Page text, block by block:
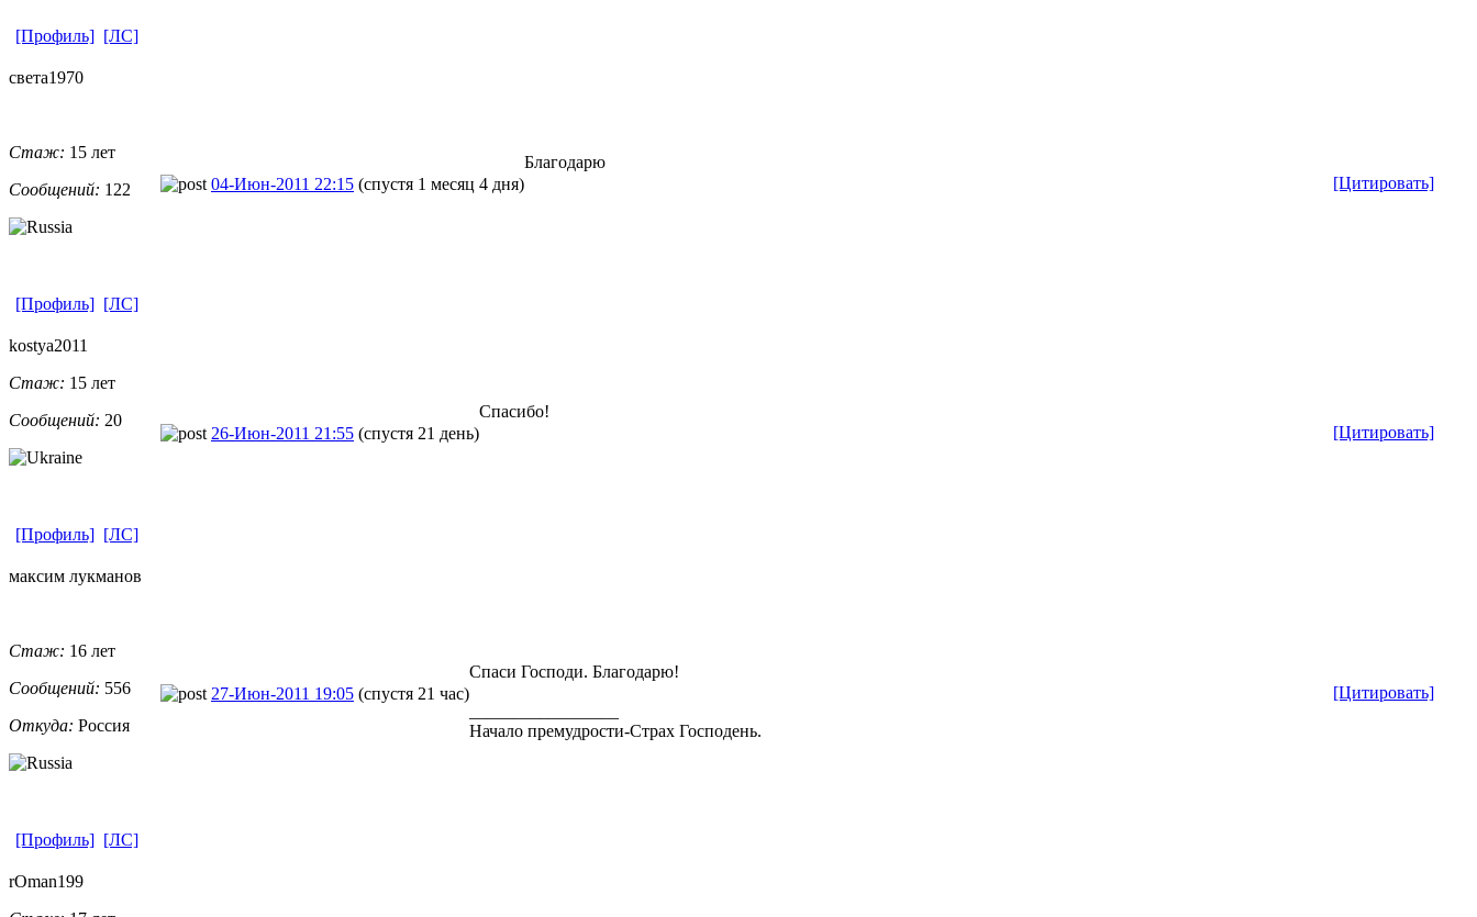
[Профиль] [ЛС]
света1970
Стаж: 15 лет
Сообщений: 122 04-Июн-2011 22:15 (спустя 1 месяц 4 дня) [Цитировать]
Благодарю
[Профиль] [ЛС]
kostya2011
Стаж: 15 лет
Сообщений: 20
26-Июн-2011 21:55 (спустя 21 день) [Цитировать]
Спасибо!
[Профиль] [ЛС]
максим лукманов
Стаж: 16 лет
Сообщений: 556
Откуда: Россия
27-Июн-2011 19:05 (спустя 21 час) [Цитировать]
Спаси Господи. Благодарю!
Начало премудрости-Страх Господень.
[Профиль] [ЛС]
rOman199